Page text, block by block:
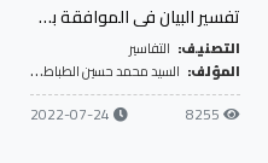
تفسير البيان في الموافقة بين الحديث والقرآن- ج5
التصنيف: التفاسير
المؤلف: السيد محمد حسين الطباطبائي
8255
2022-07-24